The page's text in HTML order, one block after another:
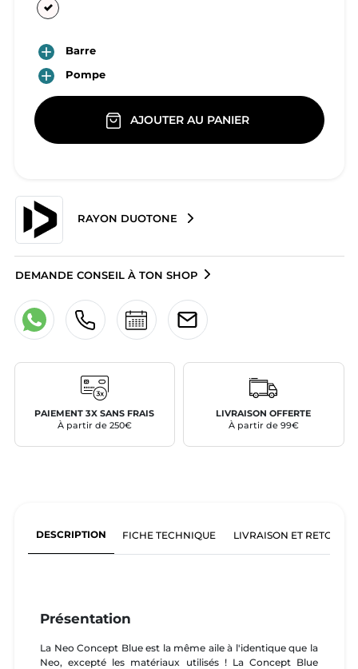
Undyed
 Barre
 Pompe
AJOUTER AU PANIER
RAYON DUOTONE
DEMANDE CONSEIL À TON SHOP
PAIEMENT 3X SANS FRAIS
À partir de 250€
LIVRAISON OFFERTE
À partir de 99€
DESCRIPTION FICHE TECHNIQUE LIVRAISON ET RETOURS
Présentation
La Neo Concept Blue est la même aile à l'identique que la
Neo, excepté les matériaux utilisés ! La Concept Blue